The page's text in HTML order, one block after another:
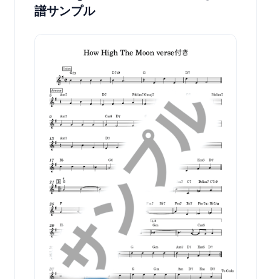
譜サンプル